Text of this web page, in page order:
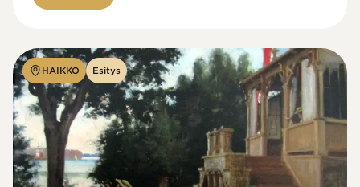
HAIKKO Esitys